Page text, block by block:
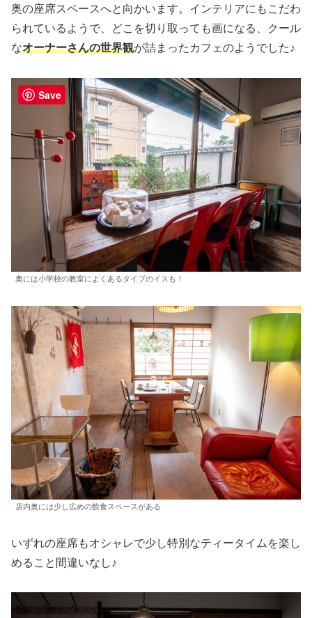
奥の座席スペースへと向かいます。インテリアにもこだわ
られているようで、どこを切り取っても画になる、クール
なオーナーさんの世界観が詰まったカフェのようでした♪
奥には小学校の教室によくあるタイプのイスも！
店内奥には少し広めの飲食スペースがある
いずれの座席もオシャレで少し特別なティータイムを楽し
めること間違いなし♪
Save